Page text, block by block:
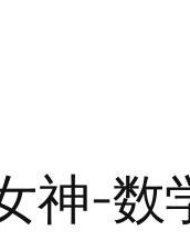
神-数